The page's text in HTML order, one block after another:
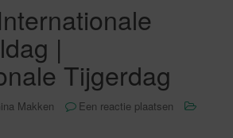
|
Tijgerdag
Makken
Een reactie plaatsen